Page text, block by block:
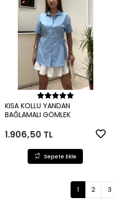
Sepete Ekle
KISA KOLLU YANDAN
BAĞLAMALI GÖMLEK
1.906,50 TL
Sepete Ekle
1 2 3